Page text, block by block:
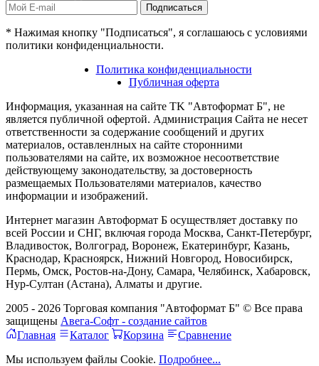
Подписаться
* Нажимая кнопку "Подписаться", я соглашаюсь с условиями
политики конфиденциальности.
Политика конфиденциальности
Публичная оферта
Информация, указанная на сайте TK "Автоформат Б", не
является публичной офертой. Администрация Сайта не несет
ответственности за содержание сообщений и других
материалов, оставленлных на сайте сторонними
пользователями на сайте, их возможное несоответствие
действующему законодательству, за достоверность
размещаемых Пользователями материалов, качество
информации и изображений.
Интернет магазин Автоформат Б осуществляет доставку по
всей России и СНГ, включая города Москва, Санкт-Петербург,
Владивосток, Волгоград, Воронеж, Екатеринбург, Казань,
Краснодар, Красноярск, Нижний Новгород, Новосибирск,
Пермь, Омск, Ростов-на-Дону, Самара, Челябинск, Хабаровск,
Нур-Султан (Астана), Алматы и другие.
2005 - 2026 Торговая компания "Автоформат Б" © Все права
защищены Авега-Софт - создание сайтов
Главная
Каталог Корзина
Сравнение
Мы используем файлы Cookie. Подробнее...